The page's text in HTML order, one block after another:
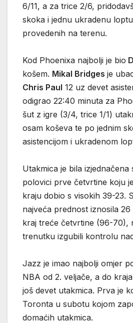
6/11, a za trice 2/6,
skoka i jednu ukradenu
provedenih na terenu.
Kod Phoenixa najbolji je bio
košem. Mikal Bridges je
Chris Paul 12 uz devet
odigrao 22:40 minuta za
šut z igre (3/4, trice 1/1)
osam koševa te po jednim
asistencijom i ukradenom
Utakmica je bila
polovici prve četvrtine koju
kraju dobio s visokih 39-23.
najveća prednost iznosila
kraj treće četvrtine (96-70),
trenutku izgubili kontrolu
Jazz je imao najbolji omjer
NBA od 2. veljače, a do
još devet utakmica. Prva je
Toronta u subotu kojom
domaćih utakmica.